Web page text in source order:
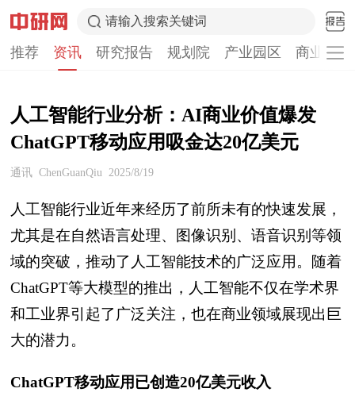
请输入搜索关键词
推荐 资讯 研究报告 规划院 产业园区 商业计
人工智能行业分析：AI商业价值爆发
ChatGPT移动应用吸金达20亿美元
通讯 ChenGuanQiu 2025/8/19
人工智能行业近年来经历了前所未有的快速发展，
尤其是在自然语言处理、图像识别、语音识别等领
域的突破，推动了人工智能技术的广泛应用。随着
ChatGPT等大模型的推出，人工智能不仅在学术界
和工业界引起了广泛关注，也在商业领域展现出巨
大的潜力。
ChatGPT移动应用已创造20亿美元收入